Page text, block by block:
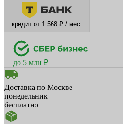
кредит от 1 568 ₽ / мес.
до 5 млн ₽
Доставка по Москве
понедельник
бесплатно